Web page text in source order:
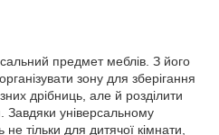
предмет меблів. З його
зону для зберігання
дрібниць, але й розділити
Завдяки універсальному
тільки для дитячої кімнати,